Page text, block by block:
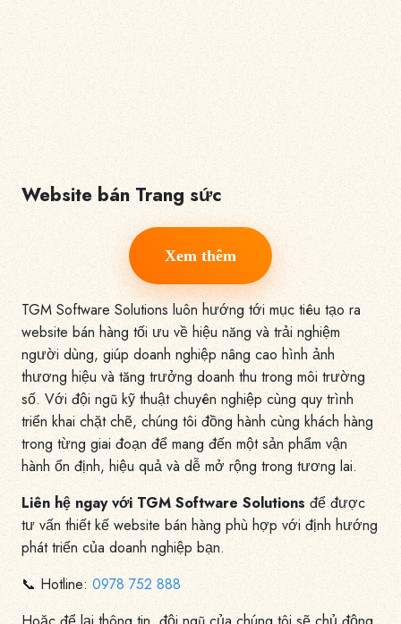
Website bán Trang sức
Xem thêm
TGM Software Solutions luôn hướng tới mục tiêu tạo ra
website bán hàng tối ưu về hiệu năng và trải nghiệm
người dùng, giúp doanh nghiệp nâng cao hình ảnh
thương hiệu và tăng trưởng doanh thu trong môi trường
số. Với đội ngũ kỹ thuật chuyên nghiệp cùng quy trình
triển khai chặt chẽ, chúng tôi đồng hành cùng khách hàng
trong từng giai đoạn để mang đến một sản phẩm vận
hành ổn định, hiệu quả và dễ mở rộng trong tương lai.
Liên hệ ngay với TGM Software Solutions để được
tư vấn thiết kế website bán hàng phù hợp với định hướng
phát triển của doanh nghiệp bạn.
📞 Hotline: 0978 752 888